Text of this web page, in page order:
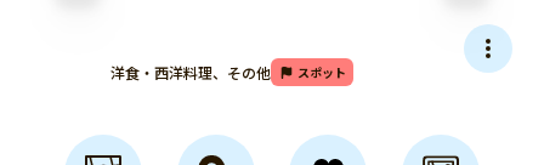
洋食・西洋料理、その他 スポット